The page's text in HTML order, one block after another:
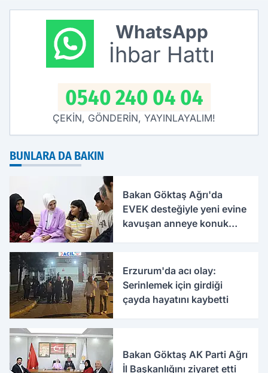
WhatsApp
İhbar Hattı
0540 240 04 04
ÇEKİN, GÖNDERİN, YAYINLAYALIM!
BUNLARA DA BAKIN
Bakan Göktaş Ağrı'da
EVEK desteğiyle yeni evine
kavuşan anneye konuk
Erzurum'da acı olay:
Serinlemek için girdiği
çayda hayatını kaybetti
Bakan Göktaş AK Parti Ağrı
İl Başkanlığını ziyaret etti